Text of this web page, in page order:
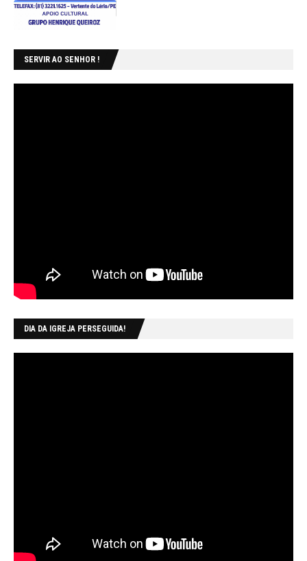
SERVIR AO SENHOR !
DIA DA IGREJA PERSEGUIDA!